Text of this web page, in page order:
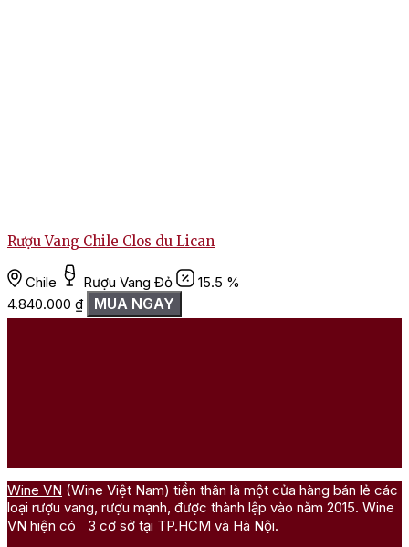
Rượu Vang Chile Clos du Lican
Chile Rượu Vang Đỏ
15.5 %
4.840.000 ₫ MUA NGAY
Wine VN (Wine Việt Nam) tiền thân là một cửa hàng bán lẻ các
loại rượu vang, rượu mạnh, được thành lập vào năm 2015. Wine
VN hiện có 3 cơ sở tại TP.HCM và Hà Nội.